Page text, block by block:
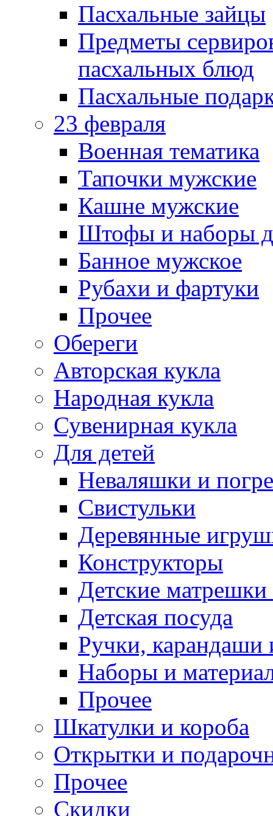
Пасхальные зайцы
Предметы
пасхальных блюд
Пасхальные
23 февраля
Военная тематика
Тапочки мужские
Кашне мужские
Штофы и наборы
Банное мужское
Рубахи и фартуки
Прочее
Обереги
Авторская кукла
Народная кукла
Сувенирная кукла
Для детей
Неваляшки и
Свистульки
Деревянные
Конструкторы
Детские
Детская посуда
Ручки,
Наборы и
Прочее
Шкатулки и короба
Открытки и
Прочее
Скидки